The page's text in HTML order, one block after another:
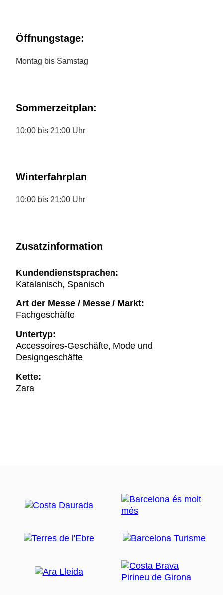
Öffnungstage:
Montag bis Samstag
Sommerzeitplan:
10:00 bis 21:00 Uhr
Winterfahrplan
10:00 bis 21:00 Uhr
Zusatzinformation
Kundendienstsprachen:
Katalanisch, Spanisch
Art der Messe / Messe / Markt:
Fachgeschäfte
Untertyp:
Accessoires-Geschäfte, Mode und
Designgeschäfte
Kette:
Zara